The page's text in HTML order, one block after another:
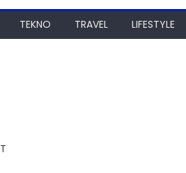
TEKNO TRAVEL LIFESTYLE